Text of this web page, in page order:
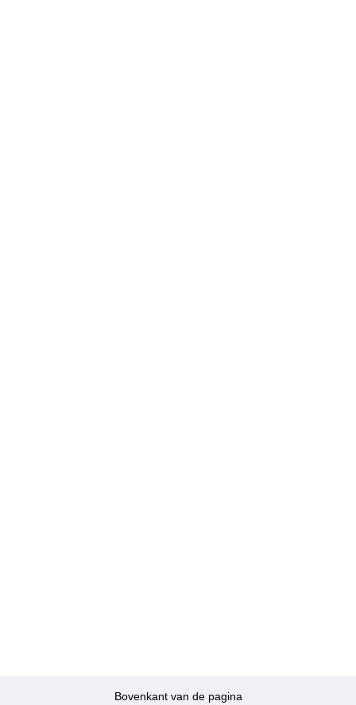
Bovenkant van de pagina